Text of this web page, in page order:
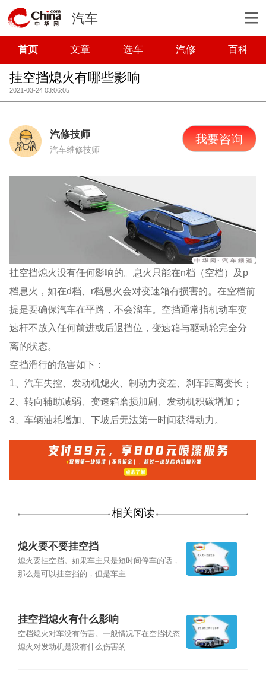
汽车
首页 文章 选车 汽修 百科
挂空挡熄火有哪些影响
2021-03-24 03:06:05
汽修技师
汽车维修技师
我要咨询
挂空挡熄火没有任何影响的。息火只能在n档（空档）及p
档息火，如在d档、r档息火会对变速箱有损害的。在空档前
提是要确保汽车在平路，不会溜车。空挡通常指机动车变
速杆不放入任何前进或后退挡位，变速箱与驱动轮完全分
离的状态。
空挡滑行的危害如下：
1、汽车失控、发动机熄火、制动力变差、刹车距离变长；
2、转向辅助减弱、变速箱磨损加剧、发动机积碳增加；
3、车辆油耗增加、下坡后无法第一时间获得动力。
相关阅读
熄火要不要挂空挡
熄火要挂空挡。如果车主只是短时间停车的话，
那么是可以挂空挡的，但是车主...
挂空挡熄火有什么影响
空档熄火对车没有伤害。一般情况下在空挡状态
熄火对发动机是没有什么伤害的...